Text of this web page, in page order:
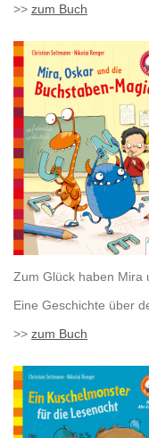
>> zum Buch
Zum Glück haben Mira
Eine Geschichte über
>> zum Buch